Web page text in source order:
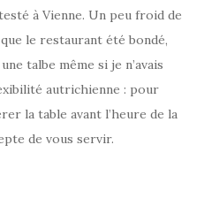
à Vienne. Un peu froid de
le restaurant été bondé,
talbe même si je n’avais
autrichienne : pour
la table avant l’heure de la
de vous servir.